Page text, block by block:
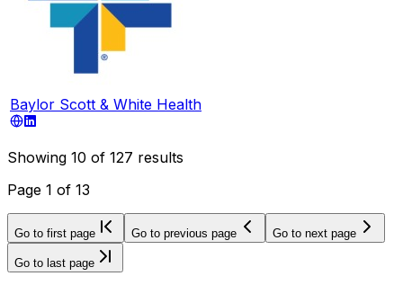
Baylor Scott & White Health
Showing 10 of 127 results
Page 1 of 13
Go to first page Go to previous page Go to next page
Go to last page